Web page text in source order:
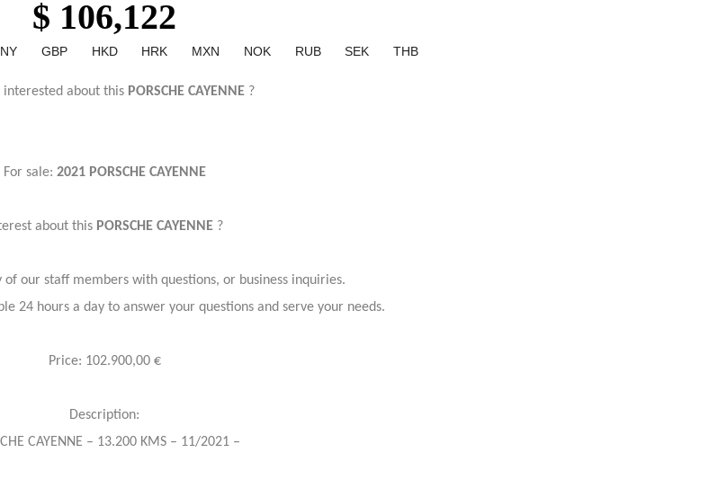
$ 106,122
GBP HKD HRK MXN NOK RUB SEK THB
interested about thisPORSCHE CAYENNE ?
For sale: 2021 PORSCHE CAYENNE
about this PORSCHE CAYENNE ?
of our staff members with questions, or business inquiries.
24 hours a day to answer your questions and serve your needs.
Price: 102.900,00 €
Description:
CAYENNE – 13.200 KMS – 11/2021 –